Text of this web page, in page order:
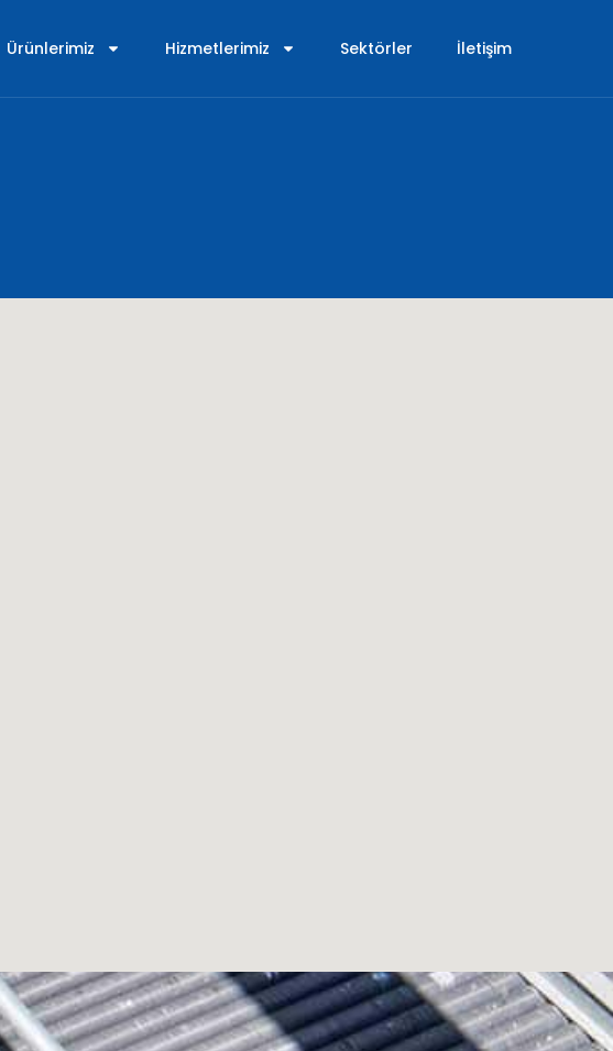
Ürünlerimiz Hizmetlerimiz Sektörler İletişim